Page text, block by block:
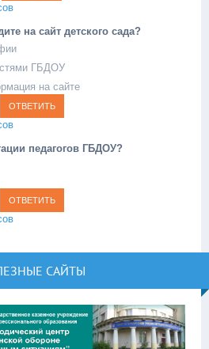
на сайт детского сада?
ГБДОУ
на сайте
педагогов ГБДОУ?
САЙТЫ